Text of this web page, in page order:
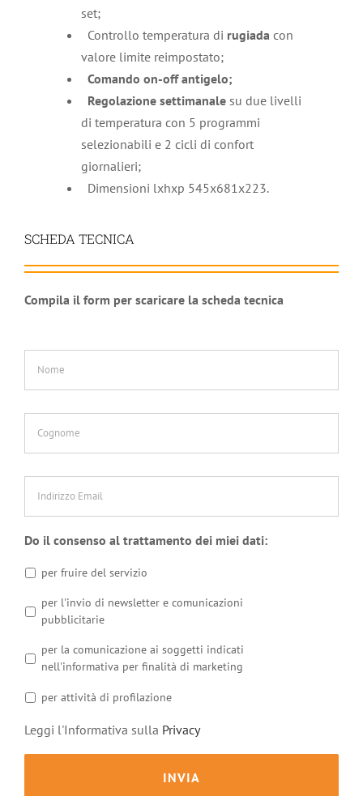
set;
Controllo temperatura di rugiada con
valore limite reimpostato;
Comando on-off antigelo;
Regolazione settimanalesu due livelli
di temperatura con 5 programmi
selezionabili e 2 cicli di confort
giornalieri;
Dimensioni lxhxp 545x681x223.
SCHEDA TECNICA
Compila il form per scaricare la scheda tecnica
Nome *
Cognome *
Indirizzo
Email *
Do il consenso al trattamento dei miei dati:
per fruire del servizio
per l'invio di newsletter e comunicazioni
pubblicitarie
per la comunicazione ai soggetti indicati
nell'informativa per finalità di marketing
per attività di profilazione
Leggi l'Informativa sulla Privacy